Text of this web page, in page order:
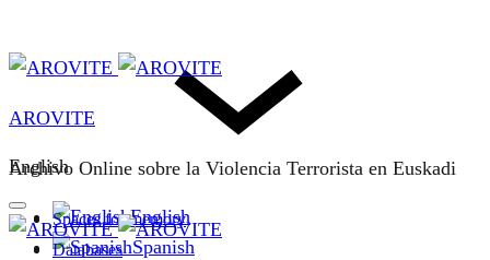
English
English
Spanish
AROVITE
Archivo Online sobre la Violencia Terrorista en Euskadi
Spaces for memory
Databases